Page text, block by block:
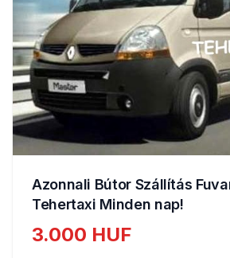
Azonnali Bútor Szállítás
Tehertaxi Minden nap!
3.000 HUF